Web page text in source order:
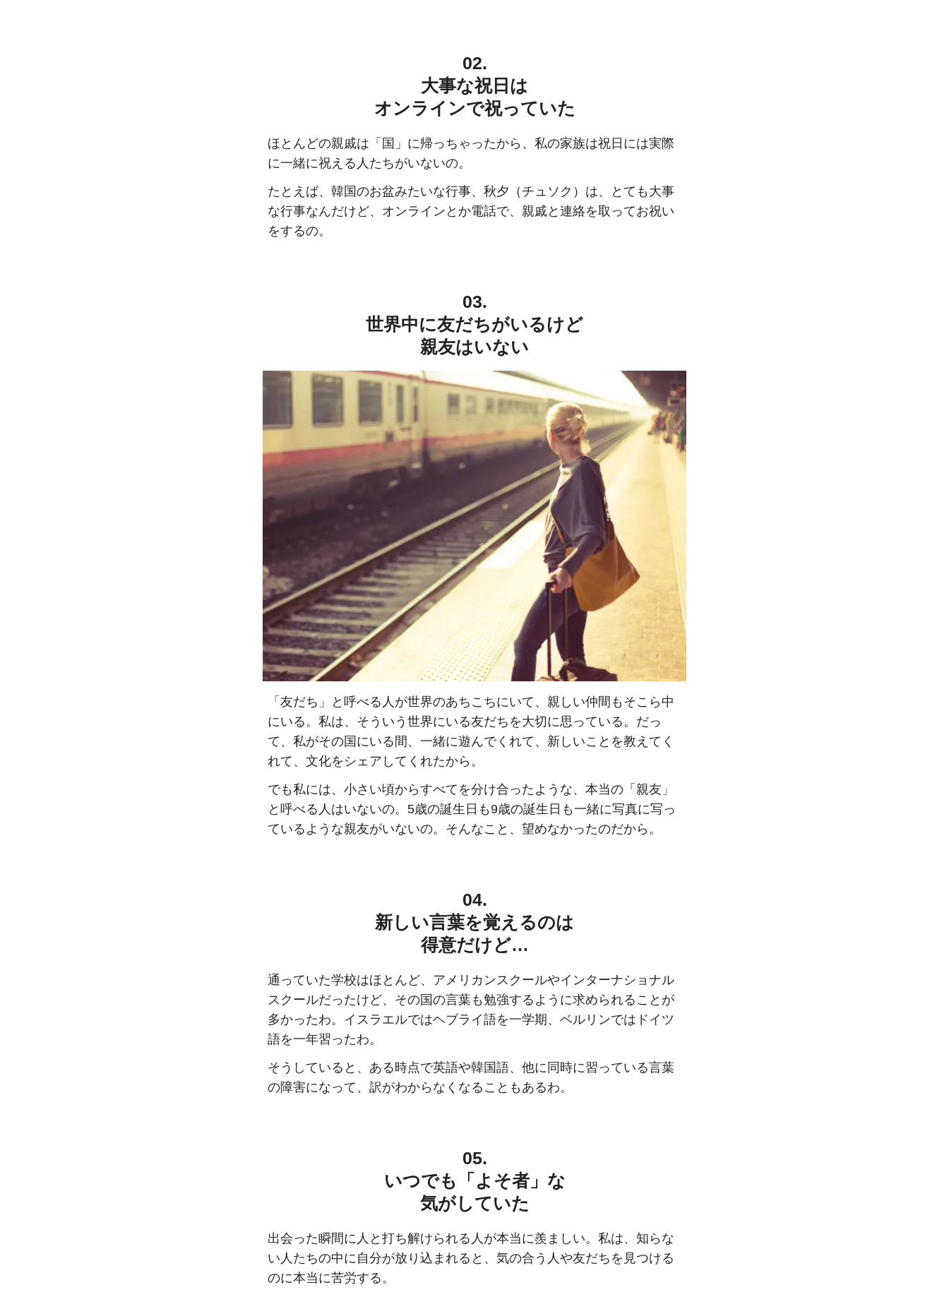
02.
大事な祝日は
オンラインで祝っていた
ほとんどの親戚は「国」に帰っちゃったから、私の家族は祝日には実際
に一緒に祝える人たちがいないの。
たとえば、韓国のお盆みたいな行事、秋夕（チュソク）は、とても大事
な行事なんだけど、オンラインとか電話で、親戚と連絡を取ってお祝い
をするの。
03.
世界中に友だちがいるけど
親友はいない
「友だち」と呼べる人が世界のあちこちにいて、親しい仲間もそこら中
にいる。私は、そういう世界にいる友だちを大切に思っている。だっ
て、私がその国にいる間、一緒に遊んでくれて、新しいことを教えてく
れて、文化をシェアしてくれたから。
でも私には、小さい頃からすべてを分け合ったような、本当の「親友」
と呼べる人はいないの。5歳の誕生日も9歳の誕生日も一緒に写真に写っ
ているような親友がいないの。そんなこと、望めなかったのだから。
04.
新しい言葉を覚えるのは
得意だけど…
通っていた学校はほとんど、アメリカンスクールやインターナショナル
スクールだったけど、その国の言葉も勉強するように求められることが
多かったわ。イスラエルではヘブライ語を一学期、ベルリンではドイツ
語を一年習ったわ。
そうしていると、ある時点で英語や韓国語、他に同時に習っている言葉
の障害になって、訳がわからなくなることもあるわ。
05.
いつでも「よそ者」な
気がしていた
出会った瞬間に人と打ち解けられる人が本当に羨ましい。私は、知らな
い人たちの中に自分が放り込まれると、気の合う人や友だちを見つける
のに本当に苦労する。